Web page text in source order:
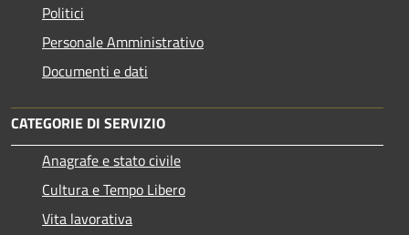
Politici
Personale Amministrativo
Documenti e dati
CATEGORIE DI SERVIZIO
Anagrafe e stato civile
Cultura e Tempo Libero
Vita lavorativa